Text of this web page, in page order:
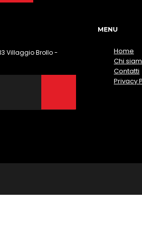
MENU
Villaggio Brollo -
Home
Chi
Contatti
Privacy